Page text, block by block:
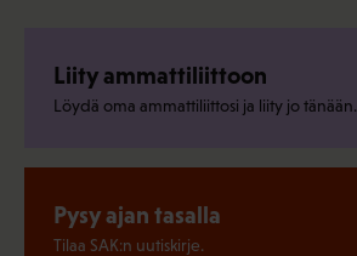
Liity ammattiliittoon
Löydä oma ammattiliittosi ja liity jo tänään.
Pysy ajan tasalla
Tilaa SAK:n uutiskirje.